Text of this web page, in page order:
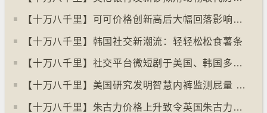
【十万八千里】可可价格创新高后大幅回落影响农民生计
【十万八千里】韩国社交新潮流：轻轻松松食薯条
【十万八千里】社交平台微短剧于美国、韩国多地掀热潮
【十万八千里】美国研究发明智慧内裤监测屁量 以助改善消化系统
【十万八千里】朱古力价格上升致令英国朱古力盗窃案高升